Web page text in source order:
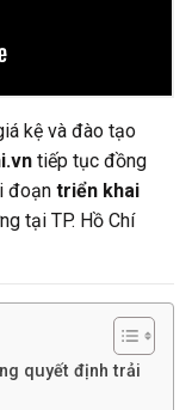
kệ và đào tạo
tiếp tục đồng
đoạn triển khai
tại TP. Hồ Chí
quyết định trải